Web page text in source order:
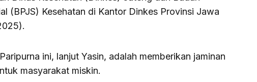
(BPJS) Kesehatan di Kantor Dinkes Provinsi Jawa
ini, lanjut Yasin, adalah memberikan jaminan
masyarakat miskin.